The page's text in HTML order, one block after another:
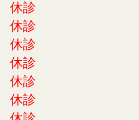
休診
休診
休診
休診
休診
休診